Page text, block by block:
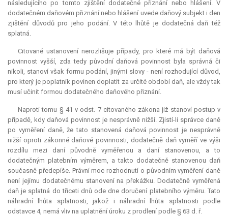
následujícího po tomto zjištění dodatečné přiznání nebo hlášení. V
dodatečném daňovém přiznání nebo hlášení uvede daňový subjekt i den
zjištění důvodů pro jeho podání. V této lhůtě je dodatečná daň též
splatná.
Citované ustanovení nerozlišuje případy, pro které má být daňová
povinnost vyšší, zda tedy původní daňová povinnost byla správná či
nikoli, stanoví však formu podání, jinými slovy - není rozhodující důvod,
pro který je poplatník povinen doplatit za určité období daň, ale vždy tak
musí učinit formou dodatečného daňového přiznání.
Naproti tomu § 41 v odst. 7 citovaného zákona již stanoví postup v
případě, kdy daňová povinnost je nesprávně nižší. Zjistí-li správce daně
po vyměření daně, že tato stanovená daňová povinnost je nesprávně
nižší oproti zákonné daňové povinnosti, dodatečně daň vyměří ve výši
rozdílu mezi daní původně vyměřenou a daní stanovenou, a to
dodatečným platebním výměrem, a takto dodatečně stanovenou daň
současně předepíše. Právní moc rozhodnutí o původním vyměření daně
není jejímu dodatečnému stanovení na překážku. Dodatečně vyměřená
daň je splatná do třiceti dnů ode dne doručení platebního výměru. Tato
náhradní lhůta splatnosti, jakož i náhradní lhůta splatnosti podle
odstavce 4, nemá vliv na uplatnění úroku z prodlení podle § 63 d. ř.